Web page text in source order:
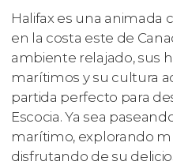
Halifax es una animada
en la costa este de
ambiente relajado, sus
marítimos y su cultura
partida perfecto para
Escocia. Ya sea
marítimo, explorando
disfrutando de su